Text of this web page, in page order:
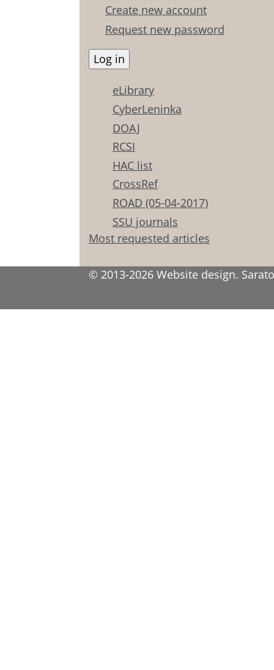
Create new account
Request new password
eLibrary
CyberLeninka
DOAJ
RCSI
HAC list
CrossRef
ROAD (05-04-2017)
SSU journals
Most requested articles
© 2013-2026 Website design.